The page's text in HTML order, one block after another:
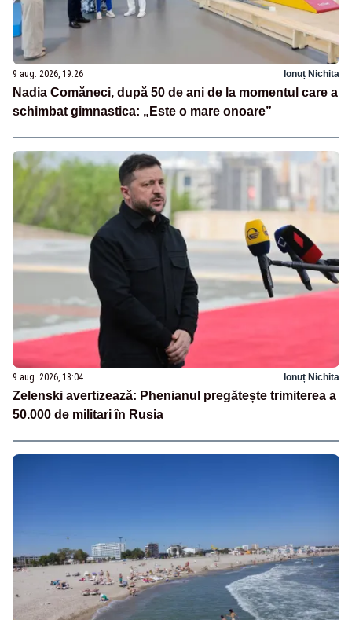
9 aug. 2026, 19:26 Ionuț Nichita
Nadia Comăneci, după 50 de ani de la momentul care a
schimbat gimnastica: „Este o mare onoare”
9 aug. 2026, 18:04 Ionuț Nichita
Zelenski avertizează: Phenianul pregătește trimiterea a
50.000 de militari în Rusia